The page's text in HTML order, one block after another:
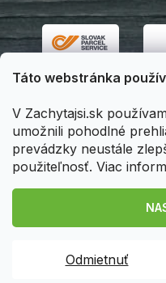
Táto webstránka
V Zachytajsi.sk
umožnili pohodlné
prevádzky neustále
použiteľnosť. Viac
Odmietnuť
Registráciouzískavate u
Upraviť